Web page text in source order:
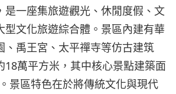
是一座集旅遊觀光、休閒度假、文
型文化旅遊綜合體。景區內建有華
、禹王宮、太平禪寺等仿古建筑
18萬平方米，其中核心景點建築面
景區特色在於將傳統文化與現代